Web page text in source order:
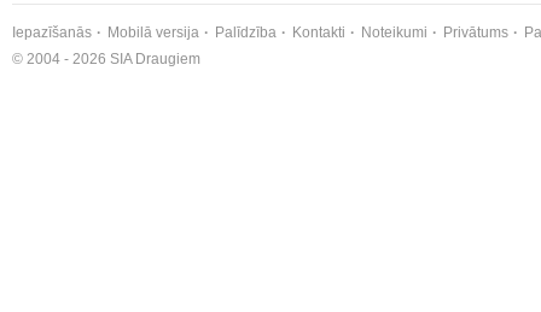
Iepazīšanās Mobilā versija Palīdzība Kontakti Noteikumi Privātums
© 2004 - 2026 SIA Draugiem